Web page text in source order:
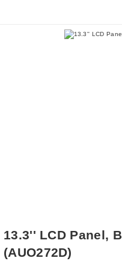
13.3'' LCD Panel,
(AUO272D)